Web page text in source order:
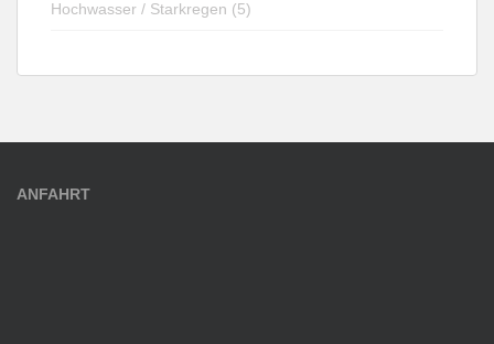
Hochwasser / Starkregen (5)
ANFAHRT